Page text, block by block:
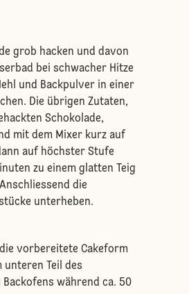
grob hacken und davon
bei schwacher Hitze
und Backpulver in einer
Die übrigen Zutaten,
Schokolade,
mit dem Mixer kurz auf
auf höchster Stufe
zu einem glatten Teig
die
unterheben.
vorbereitete Cakeform
unteren Teil des
während ca. 50